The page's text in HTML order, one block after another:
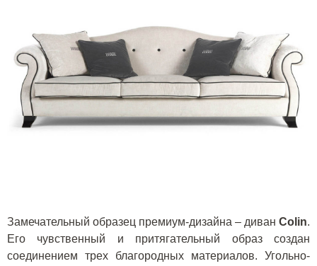
Замечательный образец премиум-дизайна – диван Colin.
Его чувственный и притягательный образ создан
соединением трех благородных материалов. Угольно-